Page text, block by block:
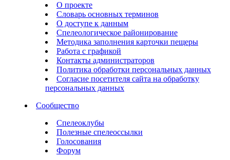
О проекте
Словарь основных терминов
О доступе к данным
Спелеологическое районирование
Методика заполнения карточки пещеры
Работа с графикой
Контакты администраторов
Политика обработки персональных данных
Согласие посетителя сайта на обработку
персональных данных
Сообщество
Спелеоклубы
Полезные спелеоссылки
Голосования
Форум